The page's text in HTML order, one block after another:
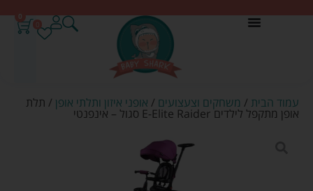
0
עמוד הבית / משחקים וצעצועים / אופני איזון ותלתי אופן / תלת
אופן מתקפל לילדים E-Elite Raider סגול – אינפנטי